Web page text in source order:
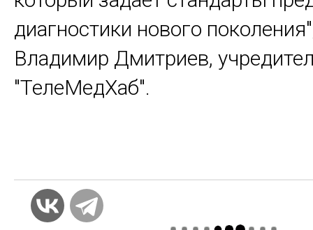
диагностики нового
Владимир Дмитриев,
"ТелеМедХаб".